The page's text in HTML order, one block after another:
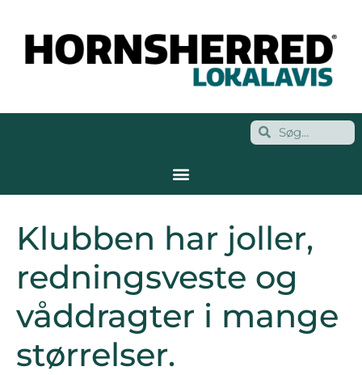
Klubben har joller,
redningsveste og
våddragter i mange
størrelser.